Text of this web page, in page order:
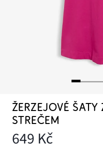
ŽERZEJOVÉ ŠATY
STREČEM
649 Kč